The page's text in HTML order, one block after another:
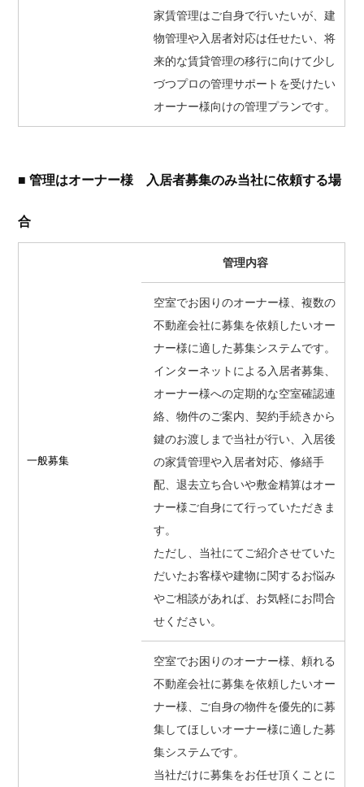
家賃管理はご自身で行いたいが、建
物管理や入居者対応は任せたい、将
来的な賃貸管理の移行に向けて少し
づつプロの管理サポートを受けたい
オーナー様向けの管理プランです。
■ 管理はオーナー様 入居者募集のみ当社に依頼する場
合
管理内容
一般募集
空室でお困りのオーナー様、複数の
不動産会社に募集を依頼したいオー
ナー様に適した募集システムです。
インターネットによる入居者募集、
オーナー様への定期的な空室確認連
絡、物件のご案内、契約手続きから
鍵のお渡しまで当社が行い、入居後
の家賃管理や入居者対応、修繕手
配、退去立ち合いや敷金精算はオー
ナー様ご自身にて行っていただきま
す。
ただし、当社にてご紹介させていた
だいたお客様や建物に関するお悩み
やご相談があれば、お気軽にお問合
せください。
空室でお困りのオーナー様、頼れる
不動産会社に募集を依頼したいオー
ナー様、ご自身の物件を優先的に募
集してほしいオーナー様に適した募
集システムです。
当社だけに募集をお任せ頂くことに